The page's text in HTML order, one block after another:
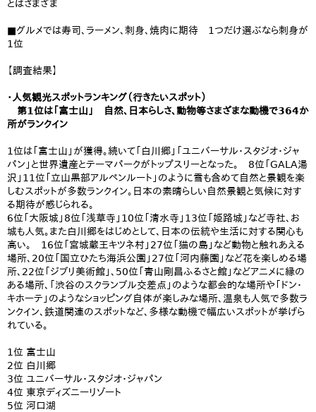
とはさまざま
■グルメでは寿司、ラーメン、刺身、焼肉に期待 1つだけ選ぶなら刺身が
1位
【調査結果】
・人気観光スポットランキング（行きたいスポット）
​ 第1位は「富士山」 自然、日本らしさ、動物等さまざまな動機で364か
所がランクイン
​1位は「富士山」が獲得。続いて「白川郷」「ユニバーサル・スタジオ・ジャ
パン」と世界遺産とテーマパークがトップスリーとなった。 8位「GALA湯
沢」11位「立山黒部アルペンルート」のように雪も含めて自然と景観を楽
しむスポットが多数ランクイン。日本の素晴らしい自然景観と気候に対す
る期待が感じられる。
​6位「大阪城」8位「浅草寺」10位「清水寺」13位「姫路城」など寺社、お
城も人気。また白川郷をはじめとして、日本の伝統や生活に対する関心も
高い。 16位「宮城蔵王キツネ村」27位「猫の島」など動物と触れあえる
場所、20位「国立ひたち海浜公園」27位「河内藤園」など花を楽しめる場
所、22位「ジブリ美術館」、​50位「青山剛昌ふるさと館」などアニメに縁の
ある場所、「渋谷のスクランブル交差点」のような都会的な場所や「ドン・
キホーテ」のようなショッピング自体が楽しみな場所、温泉も人気で多数ラ
ンクイン、鉄道関連のスポットなど、多様な動機で幅広いスポットが挙げら
れている。
1位 富士山
2位 白川郷
3位 ユニバーサル・スタジオ・ジャパン
4位 東京ディズニーリゾート
5位 河口湖